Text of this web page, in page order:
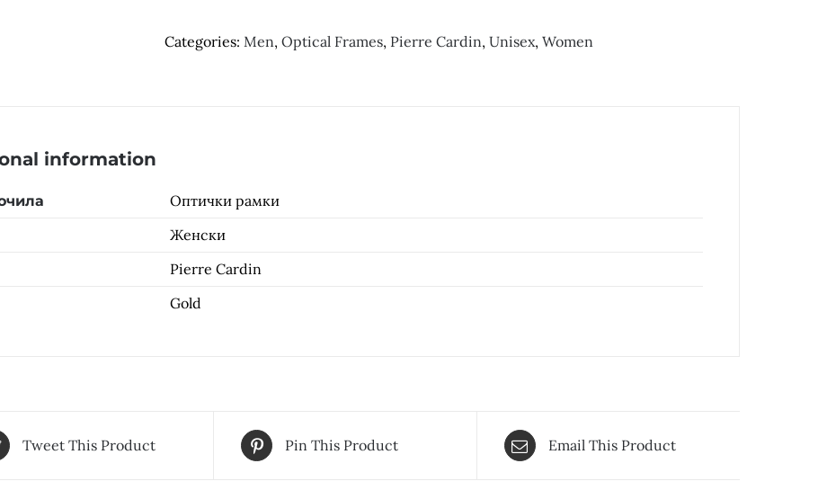
Categories: Men, Optical Frames, Pierre Cardin, Unisex, Women
information
Оптички рамки
Женски
Pierre Cardin
Gold
Tweet This Product Pin This Product Email This Product